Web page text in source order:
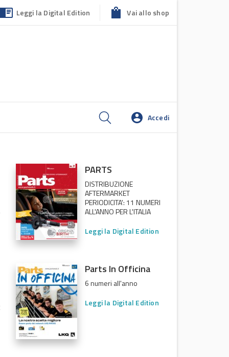
Leggi la Digital Edition Vai allo shop
Accedi
PARTS
DISTRIBUZIONE
AFTERMARKET
PERIODICITA': 11 NUMERI
ALL'ANNO PER L'ITALIA
Leggi la Digital Edition
Parts In Officina
6 numeri all'anno
Leggi la Digital Edition